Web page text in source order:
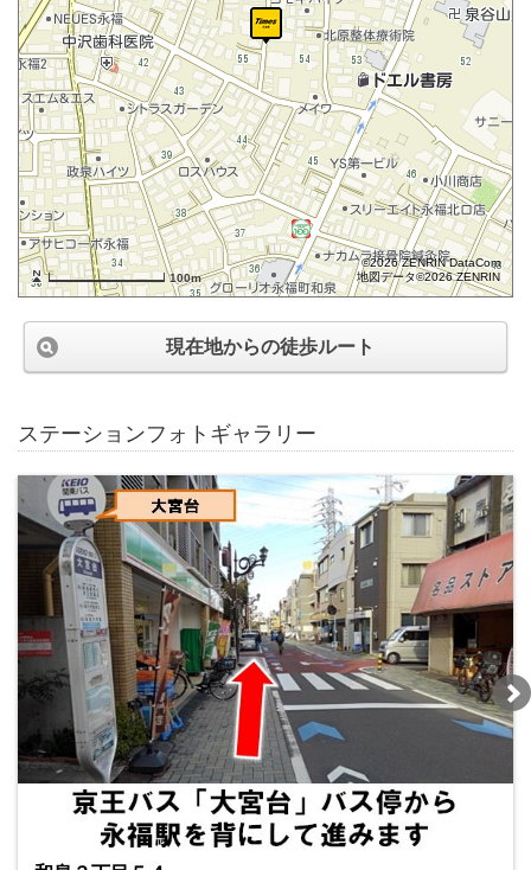
100m
©2026 ZENRIN DataCom
地図データ©2026 ZENRIN
現在地からの徒歩ルート
ステーションフォトギャラリー